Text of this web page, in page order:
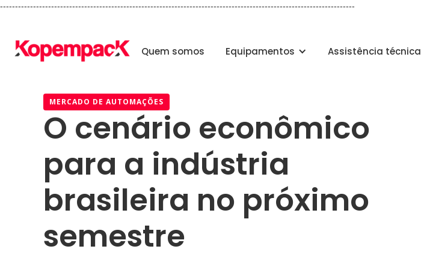
----------------------------------------------------------------------------------------------------------------------
Quem somos Equipamentos Assistência técnica
MERCADO DE AUTOMAÇÕES
O cenário econômico
para a indústria
brasileira no próximo
semestre